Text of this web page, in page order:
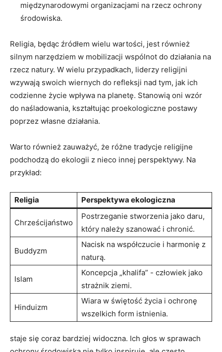
międzynarodowymi⁤ organizacjami na rzecz ochrony
środowiska.
Religia, będąc źródłem⁣ wielu wartości, jest również
silnym narzędziem w mobilizacji ‍wspólnot do działania‍ na
rzecz natury. ‍W wielu​ przypadkach, liderzy religijni
wzywają swoich wiernych do refleksji nad tym, jak ich
codzienne życie wpływa na planetę. Stanowią oni wzór
do naśladowania, kształtując proekologiczne postawy
⁣poprzez własne działania.
Warto również zauważyć, że różne tradycje religijne
podchodzą do ekologii z nieco ‍innej perspektywy. Na
przykład:
Religia Perspektywa ekologiczna
Chrześcijaństwo
Postrzeganie stworzenia jako daru,
który należy szanować i⁢ chronić.
Buddyzm
Nacisk na współczucie i harmonię z
naturą.
Islam
Koncepcja „khalifa” ⁣- człowiek jako
strażnik ziemi.
Hinduizm
Wiara w świętość życia i ochronę
wszelkich form istnienia.
staje ‌się coraz bardziej ‌widoczna. Ich głos w sprawach